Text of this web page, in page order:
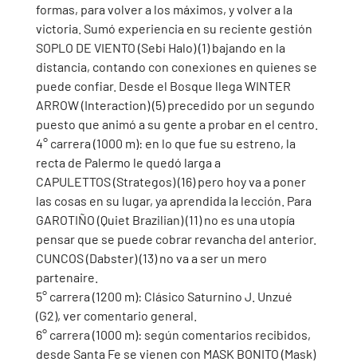
formas, para volver a los máximos, y volver a la
victoria. Sumó experiencia en su reciente gestión
SOPLO DE VIENTO (Sebi Halo) (1) bajando en la
distancia, contando con conexiones en quienes se
puede confiar. Desde el Bosque llega WINTER
ARROW (Interaction) (5) precedido por un segundo
puesto que animó a su gente a probar en el centro.
4° carrera (1000 m): en lo que fue su estreno, la
recta de Palermo le quedó larga a
CAPULETTOS (Strategos) (16) pero hoy va a poner
las cosas en su lugar, ya aprendida la lección. Para
GAROTIÑO (Quiet Brazilian) (11) no es una utopía
pensar que se puede cobrar revancha del anterior.
CUNCOS (Dabster) (13) no va a ser un mero
partenaire.
5° carrera (1200 m): Clásico Saturnino J. Unzué
(G2), ver comentario general.
6° carrera (1000 m): según comentarios recibidos,
desde Santa Fe se vienen con MASK BONITO (Mask)